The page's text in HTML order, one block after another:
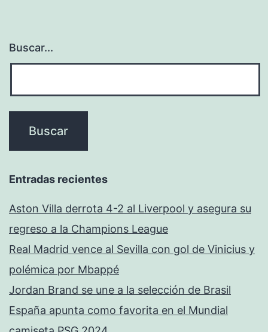
Buscar...
Entradas recientes
Aston Villa derrota 4-2 al Liverpool y asegura su
regreso a la Champions League
Real Madrid vence al Sevilla con gol de Vinicius y
polémica por Mbappé
Jordan Brand se une a la selección de Brasil
España apunta como favorita en el Mundial